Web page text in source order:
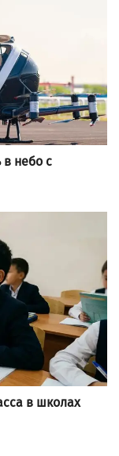
небо с
в школах